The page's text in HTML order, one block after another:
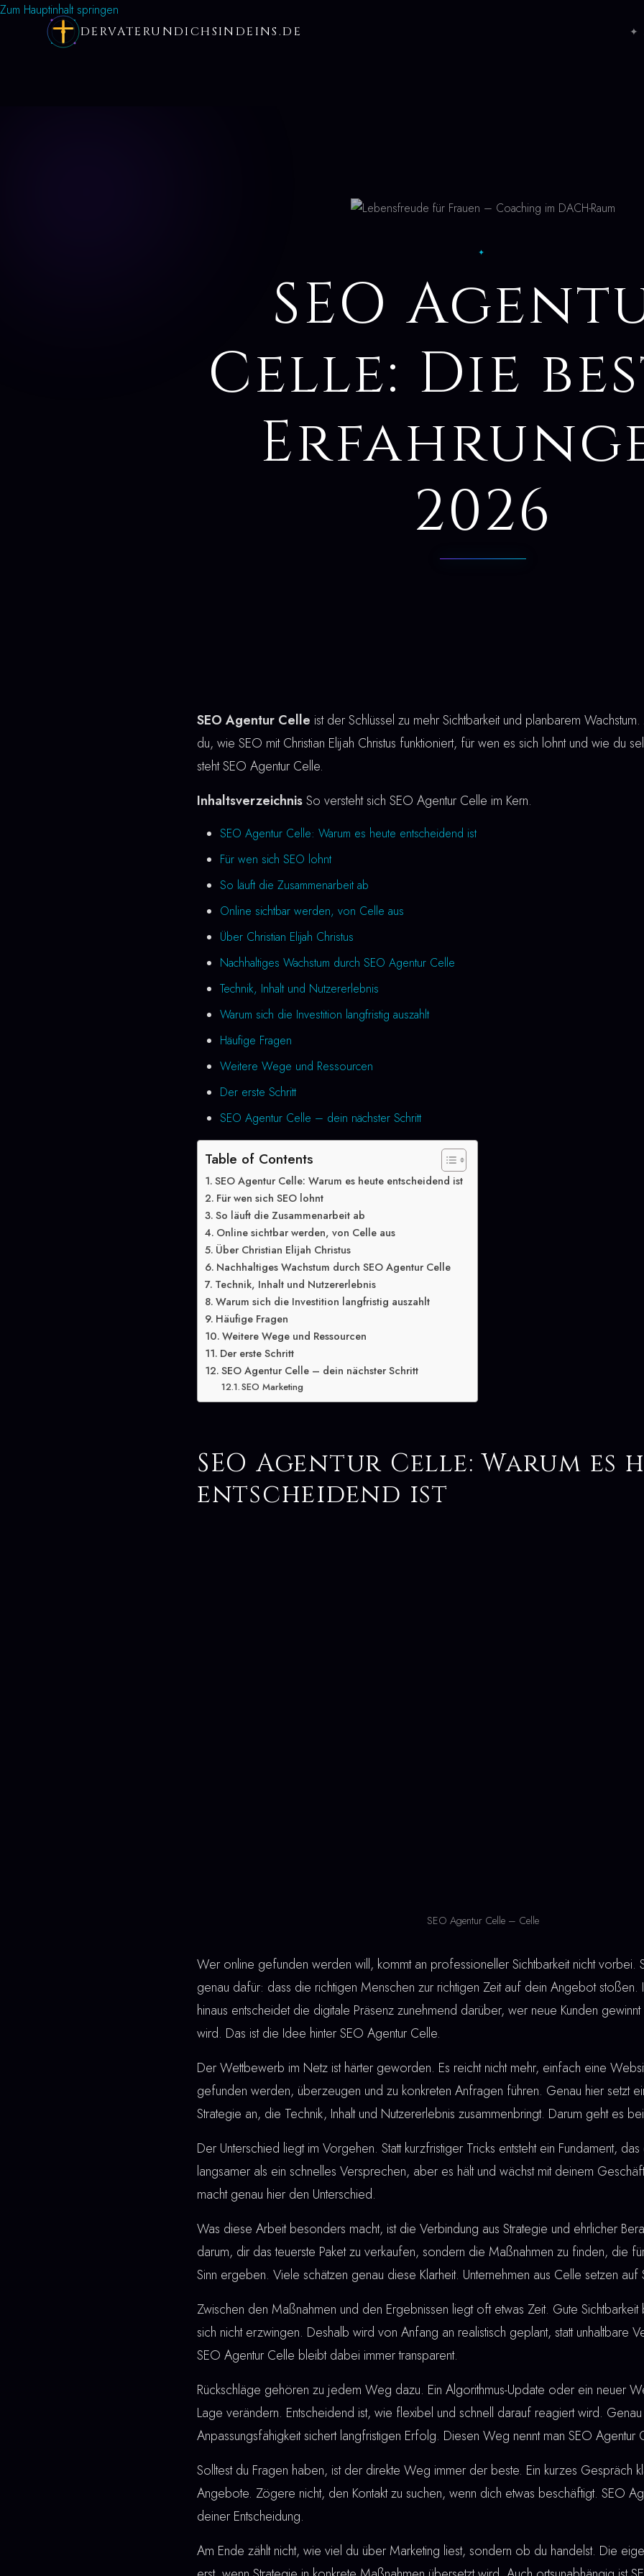
Zum Hauptinhalt springen
DERVATERUNDICHSINDEINS.DE ✦
✦
SEO
Celle: Die
2026
SEO Agentur Celle ist der Schlüssel zu mehr Sichtbarkeit und planbarem
du, wie SEO mit Christian Elijah Christus funktioniert, für wen es sich lohnt und wie du
steht SEO Agentur Celle.
InhaltsverzeichnisSo versteht sich SEO Agentur Celle im Kern.
SEO Agentur Celle: Warum es heute entscheidend ist
Für wen sich SEO lohnt
So läuft die Zusammenarbeit ab
Online sichtbar werden, von Celle aus
Über Christian Elijah Christus
Nachhaltiges Wachstum durch SEO Agentur Celle
Technik, Inhalt und Nutzererlebnis
Warum sich die Investition langfristig auszahlt
Häufige Fragen
Weitere Wege und Ressourcen
Der erste Schritt
SEO Agentur Celle – dein nächster Schritt
Table of Contents
SEO Agentur Celle: Warum es heute entscheidend ist
Für wen sich SEO lohnt
So läuft die Zusammenarbeit ab
Online sichtbar werden, von Celle aus
Über Christian Elijah Christus
Nachhaltiges Wachstum durch SEO Agentur Celle
Technik, Inhalt und Nutzererlebnis
Warum sich die Investition langfristig auszahlt
Häufige Fragen
Weitere Wege und Ressourcen
Der erste Schritt
SEO Agentur Celle – dein nächster Schritt
SEO Marketing
SEO Agentur Celle: Warum es
entscheidend ist
SEO Agentur Celle – Celle
Wer online gefunden werden will, kommt an professioneller Sichtbarkeit nicht vorbei.
genau dafür: dass die richtigen Menschen zur richtigen Zeit auf dein Angebot stoßen.
hinaus entscheidet die digitale Präsenz zunehmend darüber, wer neue Kunden
wird. Das ist die Idee hinter SEO Agentur Celle.
Der Wettbewerb im Netz ist härter geworden. Es reicht nicht mehr, einfach eine
gefunden werden, überzeugen und zu konkreten Anfragen führen. Genau hier setzt
Strategie an, die Technik, Inhalt und Nutzererlebnis zusammenbringt. Darum geht es
Der Unterschied liegt im Vorgehen. Statt kurzfristiger Tricks entsteht ein Fundament,
langsamer als ein schnelles Versprechen, aber es hält und wächst mit deinem
macht genau hier den Unterschied.
Was diese Arbeit besonders macht, ist die Verbindung aus Strategie und ehrlicher
darum, dir das teuerste Paket zu verkaufen, sondern die Maßnahmen zu finden, die
Sinn ergeben. Viele schätzen genau diese Klarheit. Unternehmen aus Celle setzen auf
Zwischen den Maßnahmen und den Ergebnissen liegt oft etwas Zeit. Gute Sichtbarkeit
sich nicht erzwingen. Deshalb wird von Anfang an realistisch geplant, statt unhaltbare
SEO Agentur Celle bleibt dabei immer transparent.
Rückschläge gehören zu jedem Weg dazu. Ein Algorithmus-Update oder ein neuer
Lage verändern. Entscheidend ist, wie flexibel und schnell darauf reagiert wird.
Anpassungsfähigkeit sichert langfristigen Erfolg. Diesen Weg nennt man SEO Agentur
Solltest du Fragen haben, ist der direkte Weg immer der beste. Ein kurzes Gespräch
Angebote. Zögere nicht, den Kontakt zu suchen, wenn dich etwas beschäftigt. SEO
deiner Entscheidung.
Am Ende zählt nicht, wie viel du über Marketing liest, sondern ob du handelst. Die